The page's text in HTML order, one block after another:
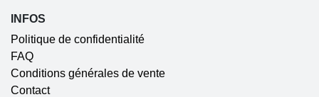
INFOS
Politique de confidentialité
FAQ
Conditions générales de vente
Contact